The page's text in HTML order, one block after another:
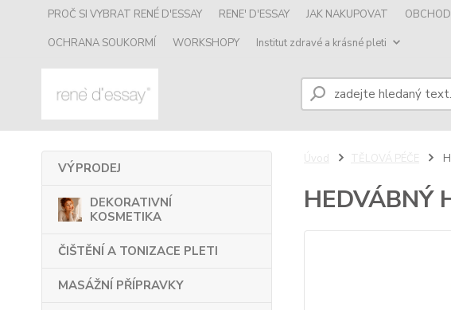
PROČ SI VYBRAT RENÉ D'ESSAY RENE' D'ESSAY JAK NAKUPOVAT
OCHRANA SOUKORMÍ
WORKSHOPY Institut zdravé a krásné pleti
VÝPRODEJ
DEKORATIVNÍ
KOSMETIKA
ČIŠTĚNÍ A TONIZACE PLETI
MASÁŽNÍ PŘÍPRAVKY
Úvod TĚLOVÁ PÉČE
HEDVÁBNÝ